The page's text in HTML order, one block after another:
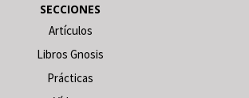
SECCIONES
Artículos
Libros Gnosis
Prácticas